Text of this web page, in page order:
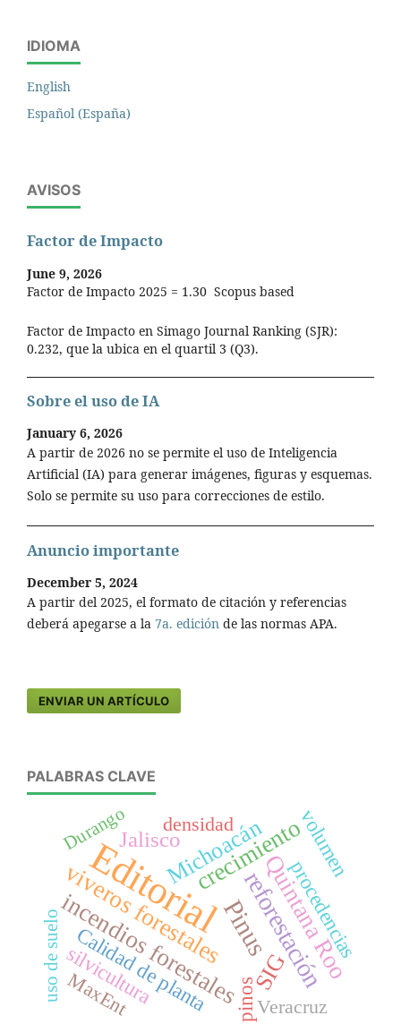
IDIOMA
English
Español (España)
AVISOS
Factor de Impacto
June 9, 2026
Factor de Impacto 2025 = 1.30 Scopus based
Factor de Impacto en Simago Journal Ranking (SJR):
0.232, que la ubica en el quartil 3 (Q3).
Sobre el uso de IA
January 6, 2026
A partir de 2026 no se permite el uso de Inteligencia
Artificial (IA) para generar imágenes, figuras y esquemas.
Solo se permite su uso para correcciones de estilo.
Anuncio importante
December 5, 2024
A partir del 2025, el formato de citación y referencias
deberá apegarse a la 7a. edición de las normas APA.
ENVIAR UN ARTÍCULO
PALABRAS CLAVE
EditorialPinus
reforestación
viveros forestales
crecimiento
incendios forestalesQuintana Roo
Michoacán
SIG
Jalisco
procedencias
Calidad de planta
volumen
silvicultura pinos
MaxEnt Veracruz
densidad
Durango
uso de suelo